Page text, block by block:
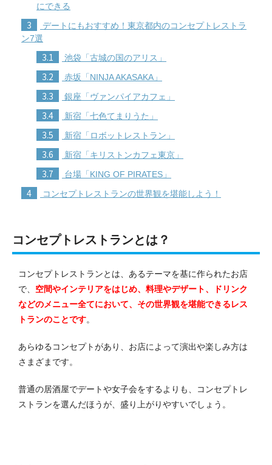
にできる
3
デートにもおすすめ！東京都内のコンセプトレストラ
ン7選
3.1 池袋「古城の国のアリス」
3.2 赤坂「NINJA AKASAKA」
3.3 銀座「ヴァンパイアカフェ」
3.4 新宿「七色てまりうた」
3.5 新宿「ロボットレストラン」
3.6 新宿「キリストンカフェ東京」
3.7 台場「KING OF PIRATES」
4 コンセプトレストランの世界観を堪能しよう！
コンセプトレストランとは？
コンセプトレストランとは、あるテーマを基に作られたお店
で、 空間やインテリアをはじめ、料理やデザート、ドリンク
などのメニュー全てにおいて、その世界観を堪能できるレス
トランのことです。
あらゆるコンセプトがあり、お店によって演出や楽しみ方は
さまざまです。
普通の居酒屋でデートや女子会をするよりも、コンセプトレ
ストランを選んだほうが、盛り上がりやすいでしょう。